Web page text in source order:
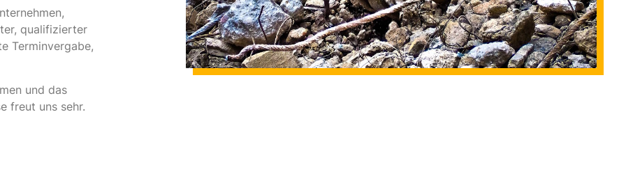
qualifizierter
Terminvergabe,
und das
freut uns sehr.